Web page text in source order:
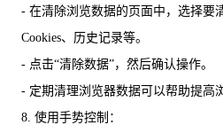
- 在清除浏览数据的页面中，选择要
Cookies、历史记录等。
- 点击“清除数据”，然后确认操作。
- 定期清理浏览器数据可以帮助提高
8. 使用手势控制：